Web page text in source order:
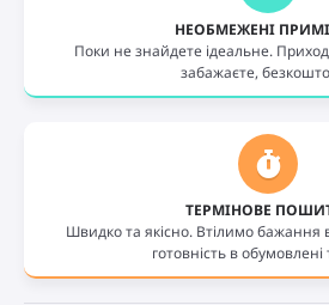
НЕОБМЕЖЕНІ
Поки не знайдете ідеальне.
забажаєте,
ТЕРМІНОВЕ
Швидко та якісно. Втілимо бажання
готовність в обумовлені